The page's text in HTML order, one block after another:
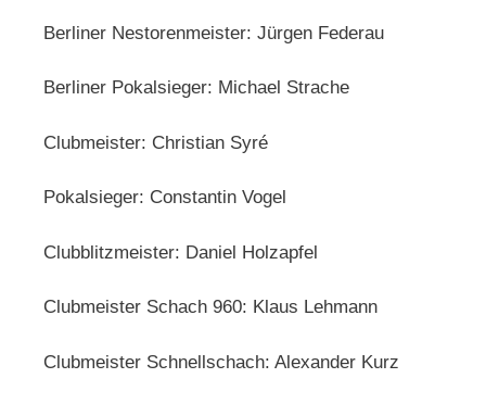
Berliner Nestorenmeister: Jürgen Federau
Berliner Pokalsieger: Michael Strache
Clubmeister: Christian Syré
Pokalsieger: Constantin Vogel
Clubblitzmeister: Daniel Holzapfel
Clubmeister Schach 960: Klaus Lehmann
Clubmeister Schnellschach: Alexander Kurz